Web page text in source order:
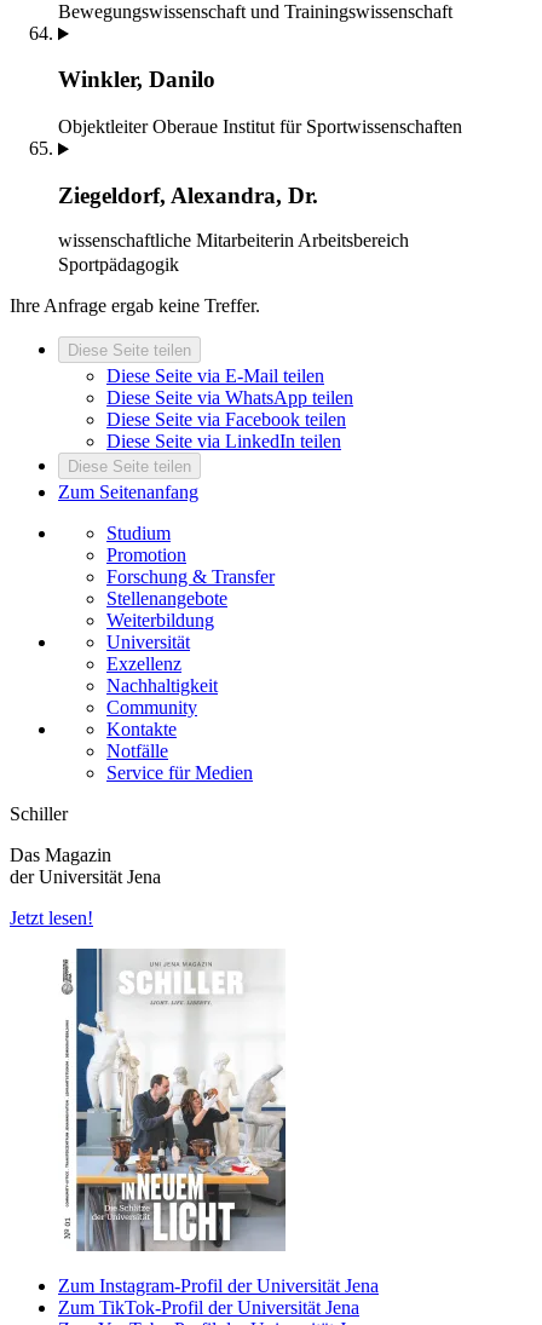
Bewegungswissenschaft und Trainingswissenschaft
Winkler, Danilo
Objektleiter Oberaue Institut für Sportwissenschaften
Ziegeldorf, Alexandra, Dr.
wissenschaftliche Mitarbeiterin Arbeitsbereich
Sportpädagogik
Ihre Anfrage ergab keine Treffer.
Diese Seite teilen
Diese Seite via E-Mail teilen
Diese Seite via WhatsApp teilen
Diese Seite via Facebook teilen
Diese Seite via LinkedIn teilen
Diese Seite teilen
Zum Seitenanfang
Studium
Promotion
Forschung & Transfer
Stellenangebote
Weiterbildung
Universität
Exzellenz
Nachhaltigkeit
Community
Kontakte
Notfälle
Service für Medien
Schiller
Das Magazin
der Universität Jena
Jetzt lesen!
Zum Instagram-Profil der Universität Jena
Zum TikTok-Profil der Universität Jena